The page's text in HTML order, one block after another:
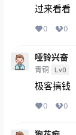
过来看看
0 0
哑铃兴奋
青铜 Lv0
极客搞钱
0 0